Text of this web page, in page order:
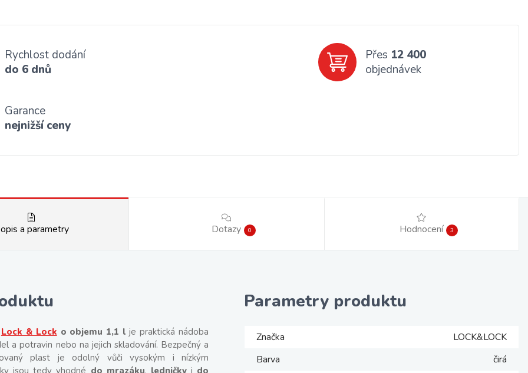
Rychlost dodání
do 6 dnů
Přes 12 400
objednávek
Garance
nejnižší ceny
a parametry Dotazy 0 Hodnocení 3
Lock & Lock o objemu 1,1 l je praktická nádoba
a potravin nebo na jejich skladování. Bezpečný a
plast je odolný vůči vysokým i nízkým
jsou tedy vhodné do mrazáku, ledničkyi do
Parametry produktu
Značka
LOCK&LOCK
Barva
čirá